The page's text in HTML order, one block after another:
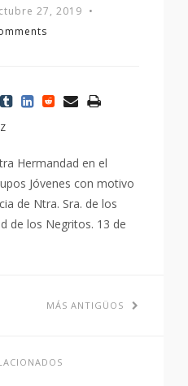
27, 2019 •
Hermandad en el
Jóvenes con motivo
de Ntra. Sra. de los
de los Negritos. 13 de
MÁS ANTIGÜOS